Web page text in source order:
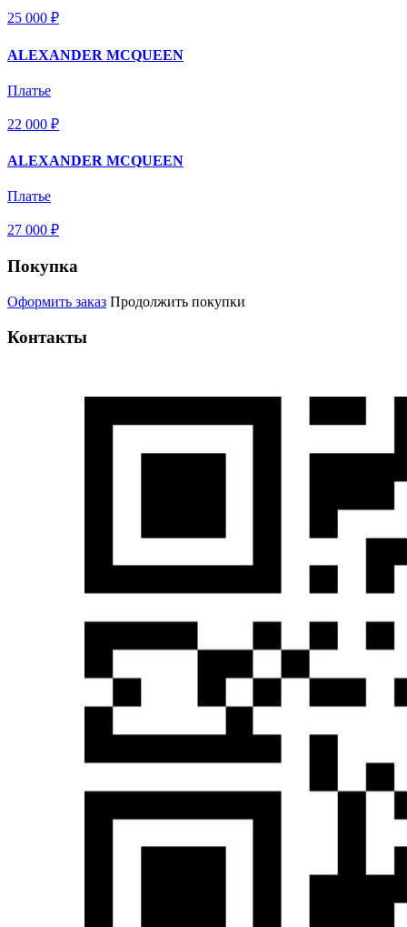
25 000 ₽
ALEXANDER MCQUEEN
Платье
22 000 ₽
ALEXANDER MCQUEEN
Платье
27 000 ₽
Покупка
Оформить заказ Продолжить покупки
Контакты